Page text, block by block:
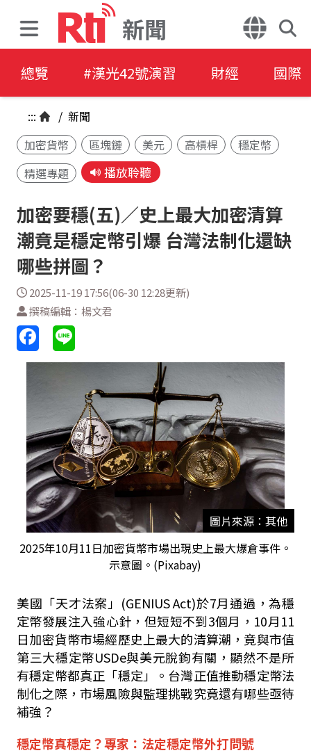
新聞
總覽 #漢光42號演習 財經 國際
::: / 新聞
加密貨幣
區塊鏈 美元 高槓桿
穩定幣
精選專題
播放聆聽
加密要穩(五)／史上最大加密清算
潮竟是穩定幣引爆 台灣法制化還缺
哪些拼圖？
2025-11-19 17:56(06-30 12:28更新)
撰稿編輯：楊文君
圖片來源：其他
2025年10月11日加密貨幣市場出現史上最大爆倉事件。
示意圖。(Pixabay)
美國「天才法案」 (GENIUS Act)於7月通過，為穩
定幣發展注入強心針，但短短不到3個月， 10月11
日加密貨幣市場經歷史上最大的清算潮，竟與市值
第三大穩定幣USDe與美元脫鉤有關，顯然不是所
有穩定幣都真正「穩定」。台灣正值推動穩定幣法
制化之際，市場風險與監理挑戰究竟還有哪些亟待
補強？
穩定幣真穩定？專家：法定穩定幣外打問號